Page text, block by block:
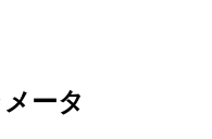
ータ